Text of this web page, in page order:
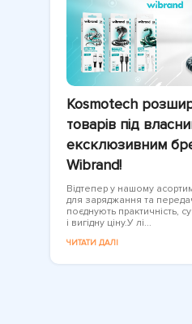
Kosmotech
товарів під
ексклюзивним
Wibrand!
Відтепер у нашому
для заряджання та
поєднують практичність,
і вигідну ціну.У лі...
ЧИТАТИ ДАЛІ